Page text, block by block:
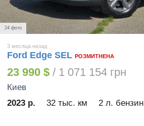
24 фото
3 месяца назад
Ford Edge SEL РОЗМИТНЕНА
23 990 $ / 1 071 154 грн
Киев
2023 р.
32 тыс. км 2 л. бензин